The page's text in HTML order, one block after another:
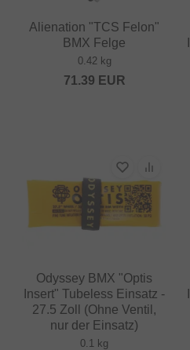
Alienation "TCS Felon"
BMX Felge
0.42 kg
71.39 EUR
Odyssey BMX "Optis
Insert" Tubeless Einsatz -
27.5 Zoll (Ohne Ventil,
nur der Einsatz)
0.1 kg